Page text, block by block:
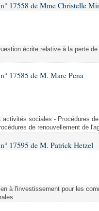
17558 de Mme Christelle
écrite relative à la perte
17585 de M. Marc Pena
activités sociales - Procédures
de renouvellement de
17595 de M. Patrick Hetzel
à l'investissement pour les